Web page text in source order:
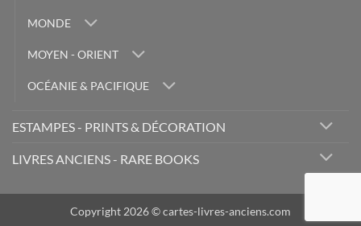
MONDE
MOYEN - ORIENT
OCÉANIE & PACIFIQUE
ESTAMPES - PRINTS & DÉCORATION
LIVRES ANCIENS - RARE BOOKS
Copyright 2026 © cartes-livres-anciens.com